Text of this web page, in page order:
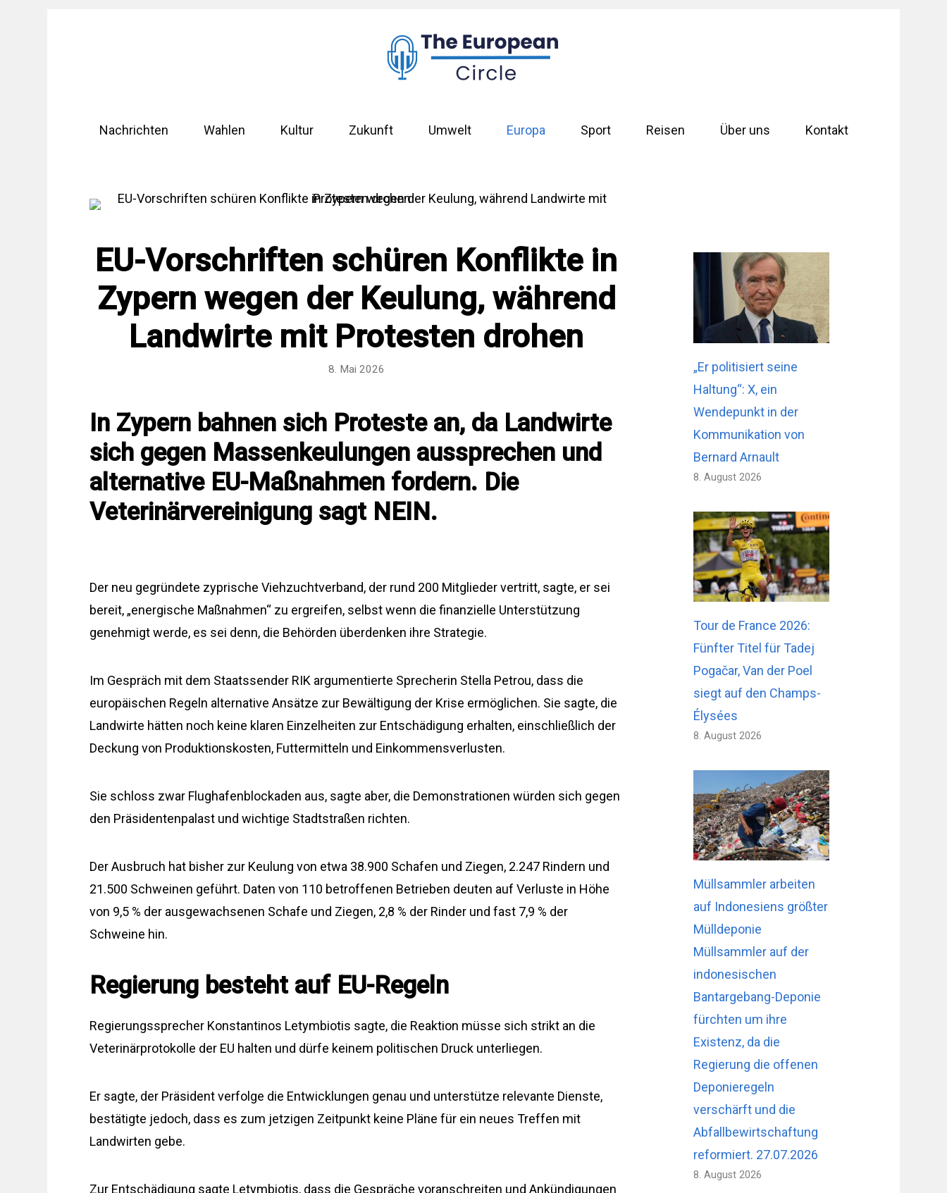
Nachrichten Wahlen Kultur Zukunft Umwelt Europa Sport Reisen Über uns Kontakt
EU-Vorschriften schüren Konflikte in
Zypern wegen der Keulung, während
Landwirte mit Protesten drohen
8. Mai 2026
In Zypern bahnen sich Proteste an, da Landwirte
sich gegen Massenkeulungen aussprechen und
alternative EU-Maßnahmen fordern. Die
Veterinärvereinigung sagt NEIN.
Der neu gegründete zyprische Viehzuchtverband, der rund 200 Mitglieder vertritt, sagte, er sei
bereit, „energische Maßnahmen“ zu ergreifen, selbst wenn die finanzielle Unterstützung
genehmigt werde, es sei denn, die Behörden überdenken ihre Strategie.
Im Gespräch mit dem Staatssender RIK argumentierte Sprecherin Stella Petrou, dass die
europäischen Regeln alternative Ansätze zur Bewältigung der Krise ermöglichen. Sie sagte, die
Landwirte hätten noch keine klaren Einzelheiten zur Entschädigung erhalten, einschließlich der
Deckung von Produktionskosten, Futtermitteln und Einkommensverlusten.
Sie schloss zwar Flughafenblockaden aus, sagte aber, die Demonstrationen würden sich gegen
den Präsidentenpalast und wichtige Stadtstraßen richten.
Der Ausbruch hat bisher zur Keulung von etwa 38.900 Schafen und Ziegen, 2.247 Rindern und
21.500 Schweinen geführt. Daten von 110 betroffenen Betrieben deuten auf Verluste in Höhe
von 9,5 % der ausgewachsenen Schafe und Ziegen, 2,8 % der Rinder und fast 7,9 % der
Schweine hin.
Regierung besteht auf EU-Regeln
Regierungssprecher Konstantinos Letymbiotis sagte, die Reaktion müsse sich strikt an die
Veterinärprotokolle der EU halten und dürfe keinem politischen Druck unterliegen.
Er sagte, der Präsident verfolge die Entwicklungen genau und unterstütze relevante Dienste,
bestätigte jedoch, dass es zum jetzigen Zeitpunkt keine Pläne für ein neues Treffen mit
Landwirten gebe.
Zur Entschädigung sagte Letymbiotis, dass die Gespräche voranschreiten und Ankündigungen
„Er politisiert seine
Haltung“: X, ein
Wendepunkt in der
Kommunikation von
Bernard Arnault
8. August 2026
Tour de France 2026:
Fünfter Titel für Tadej
Pogačar, Van der Poel
siegt auf den Champs-
Élysées
8. August 2026
Müllsammler arbeiten
auf Indonesiens größter
Mülldeponie
Müllsammler auf der
indonesischen
Bantargebang-Deponie
fürchten um ihre
Existenz, da die
Regierung die offenen
Deponieregeln
verschärft und die
Abfallbewirtschaftung
reformiert. 27.07.2026
8. August 2026